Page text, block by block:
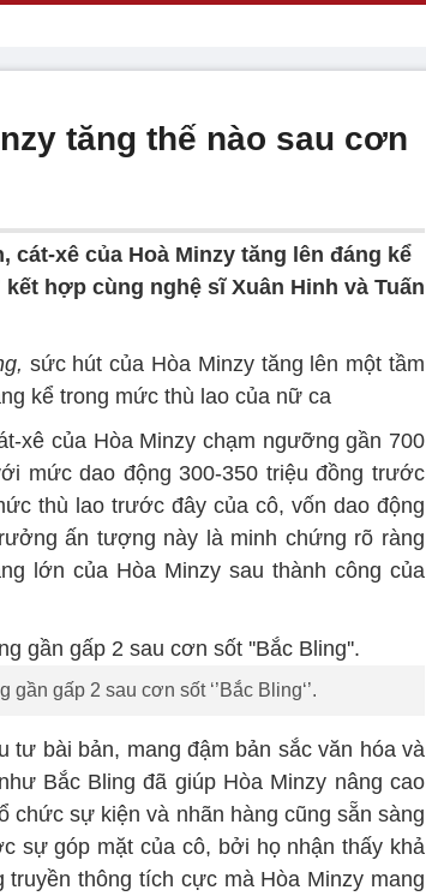
tăng thế nào sau cơn
cát-xê của Hoà Minzy tăng lên đáng kể
hợp cùng nghệ sĩ Xuân Hinh và Tuấn
sức hút của Hòa Minzy tăng lên một tầm
kể trong mức thù lao của nữ ca
xê của Hòa Minzy chạm ngưỡng gần 700
mức dao động 300-350 triệu đồng trước
thù lao trước đây của cô, vốn dao động
ấn tượng này là minh chứng rõ ràng
lớn của Hòa Minzy sau thành công của
gấp 2 sau cơn sốt ‘’Bắc Bling‘’.
tư bài bản, mang đậm bản sắc văn hóa và
Bắc Bling đã giúp Hòa Minzy nâng cao
chức sự kiện và nhãn hàng cũng sẵn sàng
sự góp mặt của cô, bởi họ nhận thấy khả
thông tích cực mà Hòa Minzy mang